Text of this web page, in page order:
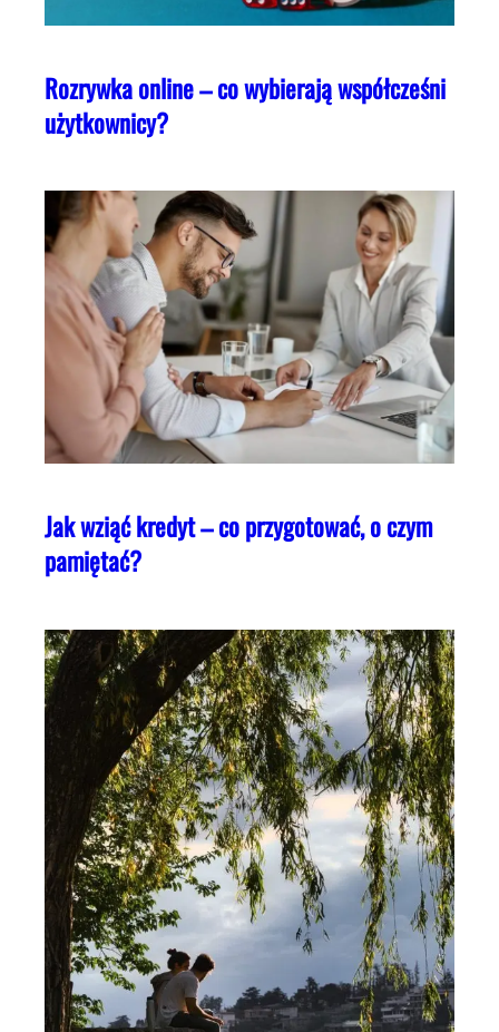
Rozrywka online – co wybierają współcześni
użytkownicy?
Jak wziąć kredyt – co przygotować, o czym
pamiętać?